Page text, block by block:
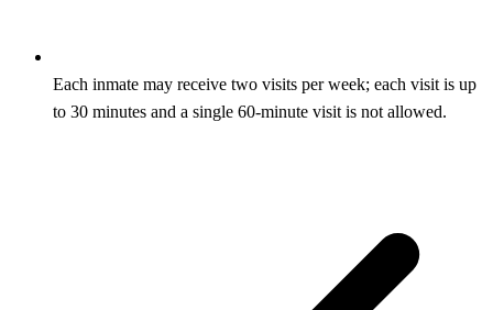
Each inmate may receive two visits per week; each visit is up
to 30 minutes and a single 60‑minute visit is not allowed.